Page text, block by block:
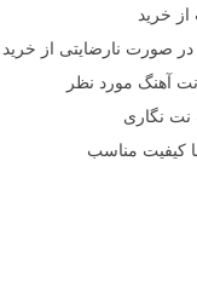
خرید
در صورت نارضایتی از خرید
آهنگ مورد نظر
نت نگاری
کیفیت مناسب